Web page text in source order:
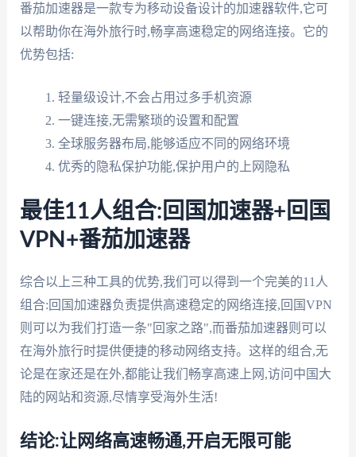
番茄加速器是一款专为移动设备设计的加速器软件,它可
以帮助你在海外旅行时,畅享高速稳定的网络连接。它的
优势包括:
轻量级设计,不会占用过多手机资源
一键连接,无需繁琐的设置和配置
全球服务器布局,能够适应不同的网络环境
优秀的隐私保护功能,保护用户的上网隐私
最佳11人组合:回国加速器+回国
VPN+番茄加速器
综合以上三种工具的优势,我们可以得到一个完美的11人
组合:回国加速器负责提供高速稳定的网络连接,回国VPN
则可以为我们打造一条"回家之路",而番茄加速器则可以
在海外旅行时提供便捷的移动网络支持。这样的组合,无
论是在家还是在外,都能让我们畅享高速上网,访问中国大
陆的网站和资源,尽情享受海外生活!
结论:让网络高速畅通,开启无限可能